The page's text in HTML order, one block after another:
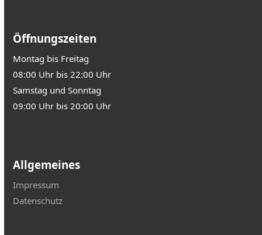
Öffnungszeiten
Montag bis Freitag
08:00 Uhr bis 22:00 Uhr
Samstag und Sonntag
09:00 Uhr bis 20:00 Uhr
Allgemeines
Impressum
Datenschutz